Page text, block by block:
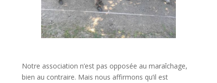
Notre association n’est pas opposée au maraîchage,
bien au contraire. Mais nous affirmons qu’il est